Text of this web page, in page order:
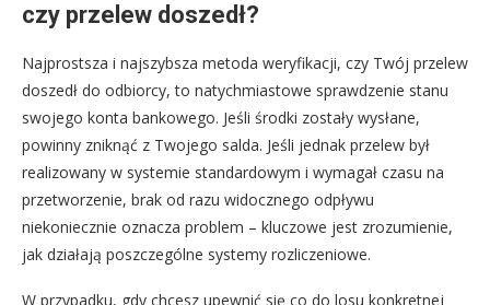
czy przelew doszedł?
Najprostsza i najszybsza metoda weryfikacji, czy Twój przelew
doszedł do odbiorcy, to natychmiastowe sprawdzenie stanu
swojego konta bankowego. Jeśli środki zostały wysłane,
powinny zniknąć z Twojego salda. Jeśli jednak przelew był
realizowany w systemie standardowym i wymagał czasu na
przetworzenie, brak od razu widocznego odpływu
niekoniecznie oznacza problem – kluczowe jest zrozumienie,
jak działają poszczególne systemy rozliczeniowe.
W przypadku, gdy chcesz upewnić się co do losu konkretnej